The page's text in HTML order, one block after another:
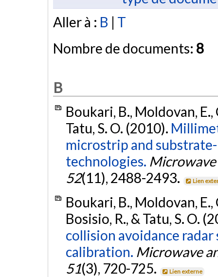
Aller à : B | T
Nombre de documents: 8
B
Boukari, B., Moldovan, E.,
Tatu, S. O. (2010).
microstrip and
technologies.
52(11), 2488-2493. Lien
Boukari, B., Moldovan, E.,
Bosisio, R., & Tatu, S. O.
collision avoidance
calibration. Microwave
51(3), 720-725. Lien externe